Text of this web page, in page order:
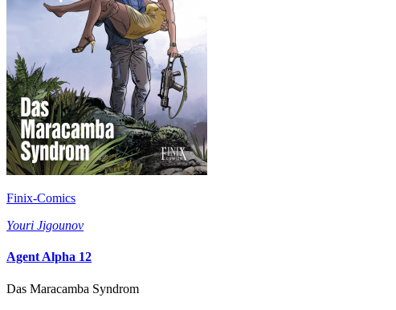
Finix-Comics
Youri Jigounov
Agent Alpha 12
Das Maracamba Syndrom